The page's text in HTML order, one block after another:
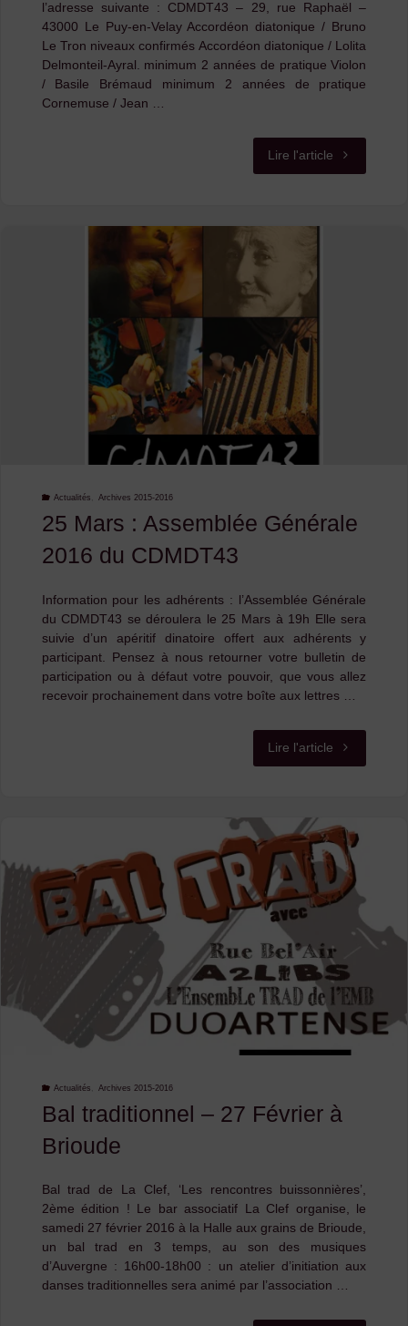
l’adresse suivante : CDMDT43 – 29, rue Raphaël –
43000 Le Puy-en-Velay Accordéon diatonique / Bruno
Le Tron niveaux confirmés Accordéon diatonique / Lolita
Delmonteil-Ayral. minimum 2 années de pratique Violon
/ Basile Brémaud minimum 2 années de pratique
Cornemuse / Jean …
Lire l'article"Les
ouvertes
Actualités Archives 2015-2016
25 Mars : Assemblée Générale
2016 du CDMDT43
Information pour les adhérents : l’Assemblée Générale
du CDMDT43 se déroulera le 25 Mars à 19h Elle sera
suivie d’un apéritif dinatoire offert aux adhérents y
participant. Pensez à nous retourner votre bulletin de
participation ou à défaut votre pouvoir, que vous allez
recevoir prochainement dans votre boîte aux lettres …
Lire l'article"25
Assemblée
Générale
du
CDMDT43"
Actualités Archives 2015-2016
Bal traditionnel – 27 Février à
Brioude
Bal trad de La Clef, ‘Les rencontres buissonnières’,
2ème édition ! Le bar associatif La Clef organise, le
samedi 27 février 2016 à la Halle aux grains de Brioude,
un bal trad en 3 temps, au son des musiques
d’Auvergne : 16h00-18h00 : un atelier d’initiation aux
danses traditionnelles sera animé par l’association …